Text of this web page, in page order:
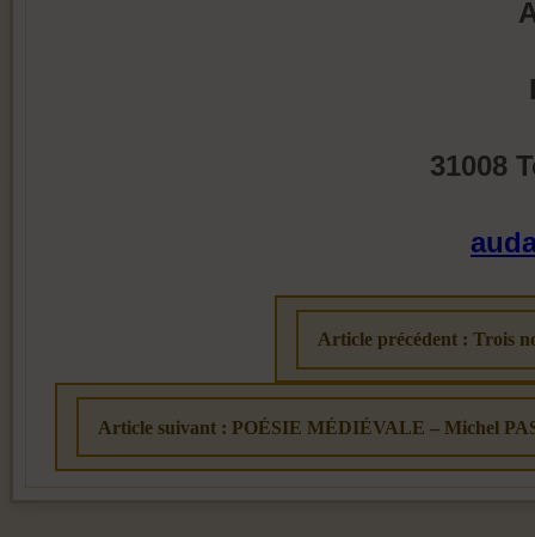
31008
Article précédent : Trois
Article suivant : POÉSIE MÉDIÉVALE – Michel